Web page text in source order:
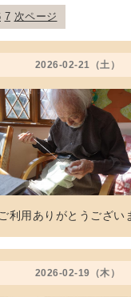
7 次ページ
2026-02-21（土）
2026-02-19（木）